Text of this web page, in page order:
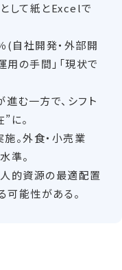
して紙とExcelで
(自社開発・外部開
用の手間」「現状で
む一方で、シフト
に。
。外食・小売業
準。
人的資源の最適配置
可能性がある。